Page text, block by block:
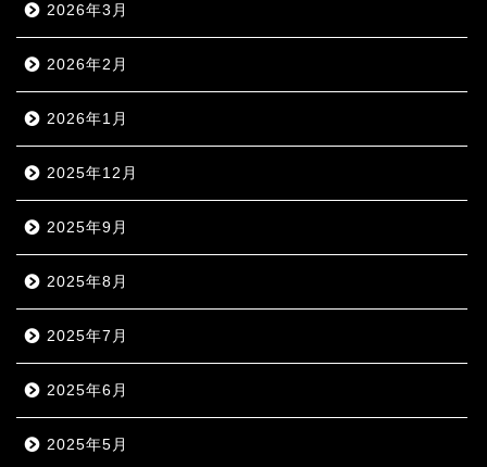
2026年3月
2026年2月
2026年1月
2025年12月
2025年9月
2025年8月
2025年7月
2025年6月
2025年5月